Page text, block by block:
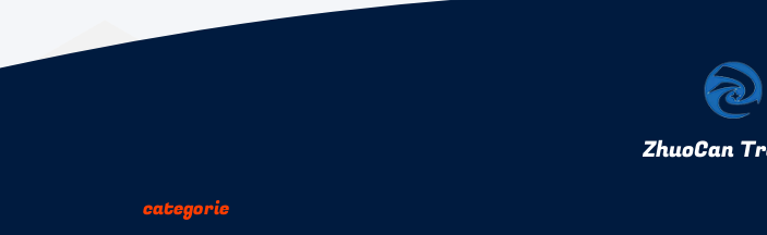
ZhuoCan
categorie